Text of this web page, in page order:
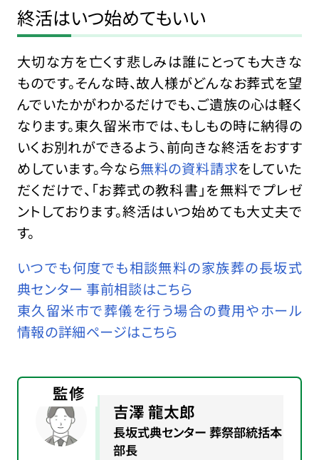
終活はいつ始めてもいい
大切な方を亡くす悲しみは誰にとっても大きな
ものです。そんな時、故人様がどんなお葬式を望
んでいたかがわかるだけでも、ご遺族の心は軽く
なります。東久留米市では、もしもの時に納得の
いくお別れができるよう、前向きな終活をおすす
めしています。今なら無料の資料請求をしていた
だくだけで、「お葬式の教科書」を無料でプレゼ
ントしております。終活はいつ始めても大丈夫で
す。
いつでも何度でも相談無料の家族葬の長坂式
典センター 事前相談はこちら
東久留米市で葬儀を行う場合の費用やホール
情報の詳細ページはこちら
監修
吉澤 龍太郎
長坂式典センター 葬祭部統括本
部長